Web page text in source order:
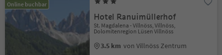
Online buchbar
Hotel Ranuimüllerhof
St. Magdalena - Villnöss, Villnöss,
Dolomitenregion Lüsen Villnöss
3.5 km von Villnöss Zentrum